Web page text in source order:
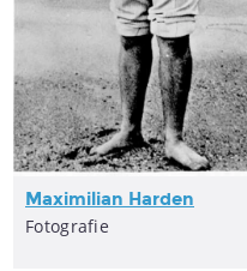
Maximilian Harden
Fotografie